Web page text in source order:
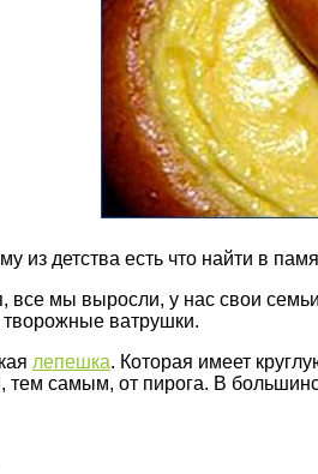
из детства есть что найти в
все мы выросли, у нас свои
творожные ватрушки.
лепешка. Которая имеет
тем самым, от пирога. В